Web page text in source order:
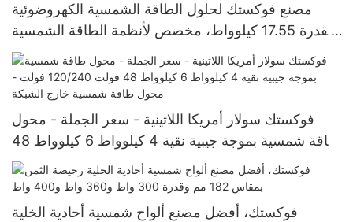
مصنع فوكستك لحلول الطاقة الشمسية الكهروضوئية
بقدرة 17.55 كيلوواط، مخصص لأنظمة الطاقة الشمسية
خارج الشبكة بجهد 120 فولت، ويخدم الإكوادور والبرازيل
وكولومبيا.
فوكستك سولار أمريكا اللاتينية - سعر الجملة - محول
طاقة شمسية بموجة جيبية نقية 4 كيلوواط 6 كيلوواط 48
فولت 120/240 فولت - محول طاقة شمسية خارج
الشبكة
فوكستك، أفضل مصنع ألواح شمسية أحادية الخلية